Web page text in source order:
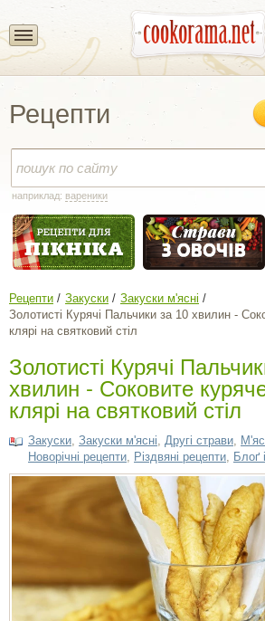
Рецепти
наприклад: вареники
Рецепти Закуски
Закуски м'ясні
Золотисті Курячі Пальчики за 10 хвилин -
клярі на святковий стіл
Золотисті Курячі
хвилин - Соковите
клярі на святковий стіл
Закуски Закуски м'ясні Другі страви
Новорічні рецепти Різдвяні рецепти Блоґ